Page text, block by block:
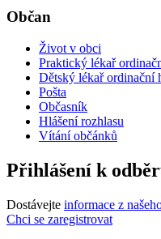
Občan
Život v obci
Praktický lékař
Dětský lékař ordinační
Pošta
Občasník
Hlášení rozhlasu
Vítání občánků
Přihlášení k
Dostávejte informace z
Chci se zaregistrovat